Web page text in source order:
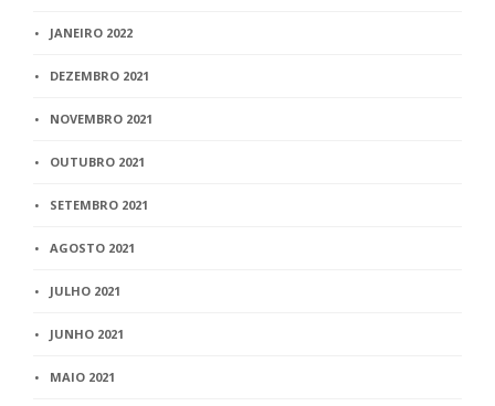
JANEIRO 2022
DEZEMBRO 2021
NOVEMBRO 2021
OUTUBRO 2021
SETEMBRO 2021
AGOSTO 2021
JULHO 2021
JUNHO 2021
MAIO 2021